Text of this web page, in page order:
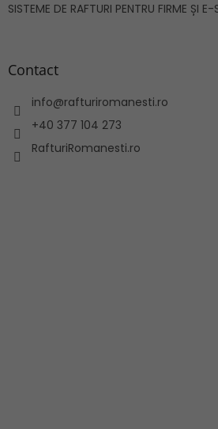
SISTEME DE RAFTURI PENTRU FIRME ȘI E-
Contact
info@rafturiromanesti.ro
+40 377 104 273
RafturiRomanesti.ro